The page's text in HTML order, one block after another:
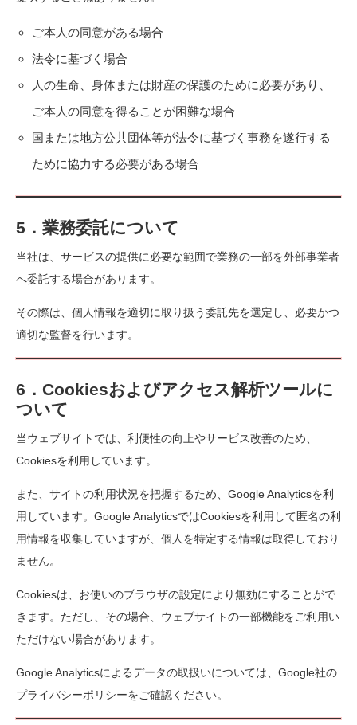
ご本人の同意がある場合
法令に基づく場合
人の生命、身体または財産の保護のために必要があり、
ご本人の同意を得ることが困難な場合
国または地方公共団体等が法令に基づく事務を遂行する
ために協力する必要がある場合
5．業務委託について
当社は、サービスの提供に必要な範囲で業務の一部を外部事業者
へ委託する場合があります。
その際は、個人情報を適切に取り扱う委託先を選定し、必要かつ
適切な監督を行います。
6．Cookiesおよびアクセス解析ツールに
ついて
当ウェブサイトでは、利便性の向上やサービス改善のため、
Cookiesを利用しています。
また、サイトの利用状況を把握するため、Google Analyticsを利
用しています。Google AnalyticsではCookiesを利用して匿名の利
用情報を収集していますが、個人を特定する情報は取得しており
ません。
Cookiesは、お使いのブラウザの設定により無効にすることがで
きます。ただし、その場合、ウェブサイトの一部機能をご利用い
ただけない場合があります。
Google Analyticsによるデータの取扱いについては、Google社の
プライバシーポリシーをご確認ください。